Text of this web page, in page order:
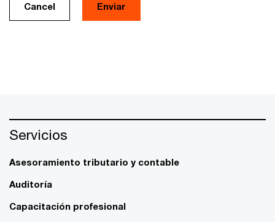
Cancel
Servicios
Asesoramiento tributario y contable
Auditoría
Capacitación profesional